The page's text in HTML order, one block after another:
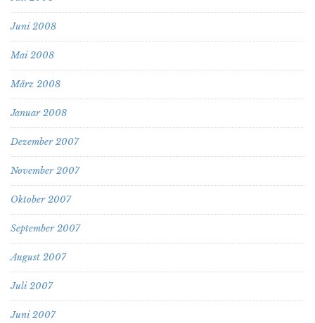
Juni 2008
Mai 2008
März 2008
Januar 2008
Dezember 2007
November 2007
Oktober 2007
September 2007
August 2007
Juli 2007
Juni 2007